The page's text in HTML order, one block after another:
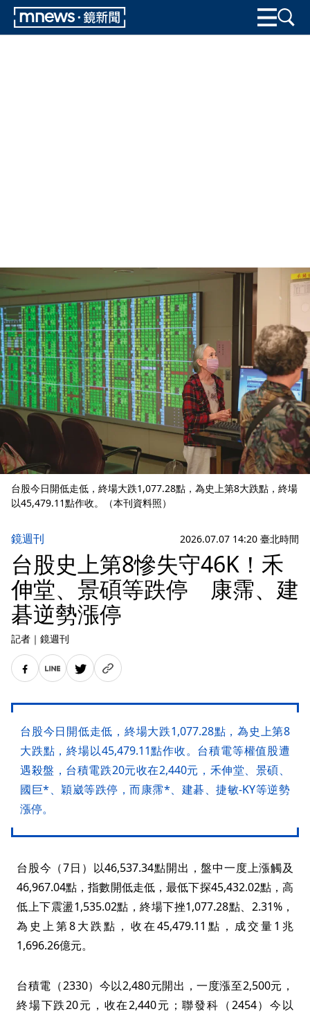
台股今日開低走低，終場大跌1,077.28點，為史上第8大跌點，終場
以45,479.11點作收。（本刊資料照）
鏡週刊 2026.07.07 14:20 臺北時間
台股史上第8慘失守46K！禾
伸堂、景碩等跌停 康霈、建
碁逆勢漲停
記者 ｜ 鏡週刊
台股今日開低走低，終場大跌1,077.28點，為史上第8
大跌點，終場以45,479.11點作收。台積電等權值股遭
遇殺盤，台積電跌20元收在2,440元，禾伸堂、景碩、
國巨*、穎崴等跌停，而康霈*、建碁、捷敏-KY等逆勢
漲停。
台股今（7日）以46,537.34點開出，盤中一度上漲觸及
46,967.04點，指數開低走低，最低下探45,432.02點，高
低上下震盪1,535.02點，終場下挫1,077.28點、2.31%，
為史上第8大跌點，收在45,479.11點，成交量1兆
1,696.26億元。
台積電（2330）今以2,480元開出，一度漲至2,500元，
終場下跌20元，收在2,440元；聯發科（2454）今以